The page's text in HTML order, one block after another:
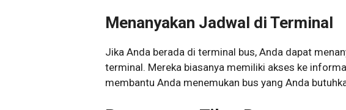
Menanyakan Jadwal di Terminal
Jika Anda berada di terminal bus, Anda dapat
terminal. Mereka biasanya memiliki akses ke
membantu Anda menemukan bus yang Anda